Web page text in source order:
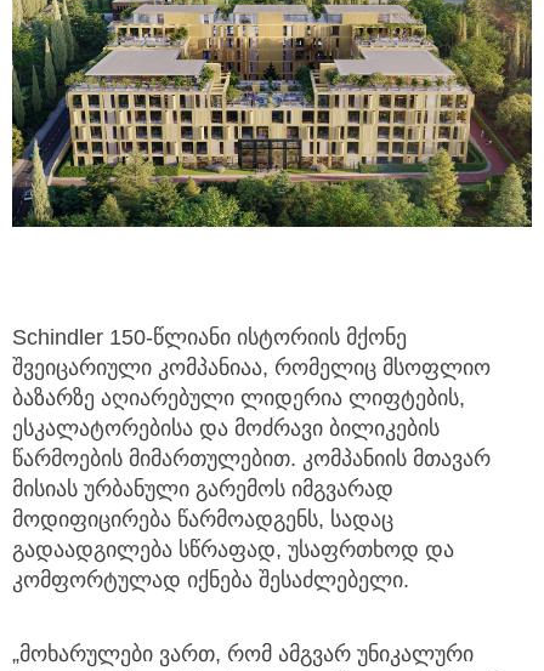
Schindler 150-წლიანი ისტორიის მქონე
შვეიცარიული კომპანიაა, რომელიც მსოფლიო
ბაზარზე აღიარებული ლიდერია ლიფტების,
ესკალატორებისა და მოძრავი ბილიკების
წარმოების მიმართულებით. კომპანიის მთავარ
მისიას ურბანული გარემოს იმგვარად
მოდიფიცირება წარმოადგენს, სადაც
გადაადგილება სწრაფად, უსაფრთხოდ და
კომფორტულად იქნება შესაძლებელი.
„მოხარულები ვართ, რომ ამგვარ უნიკალური